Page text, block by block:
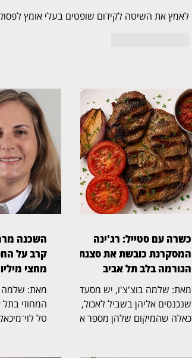
לאמץ את השיטה לקידום שופטים בעלי אומץ לפסוק
כשרה עם סטייל: רג'ינה
המסקרנת כובשת את סצנת
הגורמה בלב תל אביב
מאת: שלמה בוצ'צ'ו, יש מסעדות
שנכנסים אליהן בשביל לאכול, ויש
כאלה שהמיקום שלהן מספר את
השכנה
קרב על
מחצי
המחוזי בתל
טל